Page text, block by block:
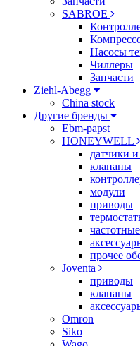
SABROE
Насосы
Чиллеры
Запчасти
Ziehl-Abegg
China stock
Другие бренды
Ebm-papst
HONEYWELL
датчики и
клапаны
модули
приводы
прочее
Joventa
приводы
клапаны
Omron
Siko